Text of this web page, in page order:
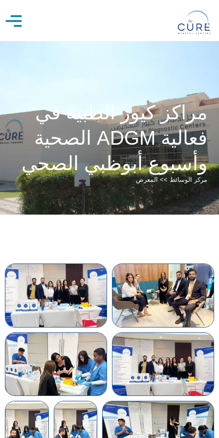
المحتوى
مراكز كيور الطبية في
فعالية ADGM الصحية
وأسبوع أبوظبي الصحي
مركز الوسائط >> المعرض